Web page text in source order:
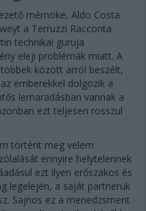
mérnöke, Aldo Costa
a Terruzzi Racconta
technikai guruja
eleji problémák miatt. A
között arról beszélt,
emberekkel dolgozik a
lemaradásban vannak a
ezt teljesen rosszul
történt meg velem
ennyire helytelennek
ezt ilyen erőszakos és
legelején, a saját partnerük
Sajnos ez a menedzsment